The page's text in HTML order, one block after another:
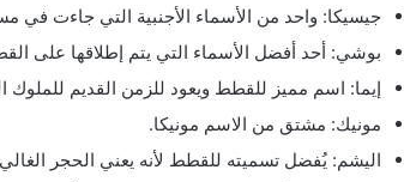
جيسيكا: واحد من الأسماء الأجنبية التي جاءت في
بوشي: أحد أفضل الأسماء التي يتم إطلاقها على
إيما: اسم مميز للقطط ويعود للزمن القديم للملوك
مونيك: مشتق من الاسم مونيكا.
اليشم: يُفضل تسميته للقطط لأنه يعني الحجر